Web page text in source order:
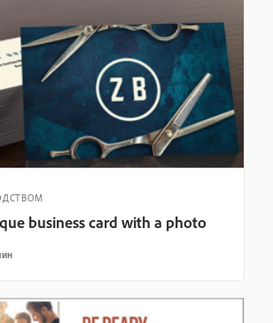
business card with a photo